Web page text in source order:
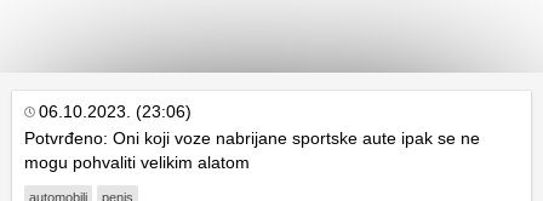
KATEGORIJE
WEB
06.10.2023. (23:06)
Potvrđeno: Oni koji voze nabrijane sportske aute ipak se ne
mogu pohvaliti velikim alatom
automobili penis